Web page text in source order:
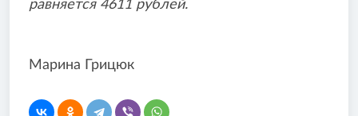
равняется 4611 рублей.
Марина Грицюк